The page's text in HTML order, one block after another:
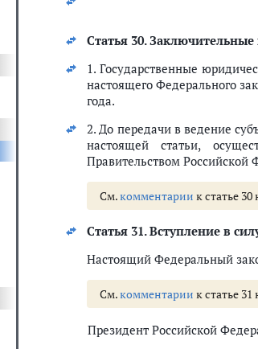
Статья 30.Заключительные
1. Государственные
настоящего Федерального
года.
2. До передачи в ведение
настоящей статьи,
Правительством
См.комментарии к статье
Статья 31.Вступление в
Настоящий Федеральный
См.комментарии к статье
Президент Российской